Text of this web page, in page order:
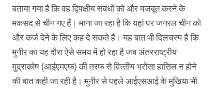
बताया गया है कि वह द्विपक्षीय संबंधों को और मजबूत करने के
मकसद से चीन गए हैं। माना जा रहा है कि यहां पर जनरल चीन को
और कर्ज देने के लिए कह दे सकते हैं। यह बात भी दिलचस्‍प है कि
मुनीर का यह दौरा ऐसे समय में हो रहा है जब अंतरराष्‍ट्रीय
मुद्राकोष (आईएमएफ) की तरफ से वित्‍तीय भरोसा हासिल न होने
की बात कही जा रही है। मुनीर से पहले आईएसआई के मुखिया भी